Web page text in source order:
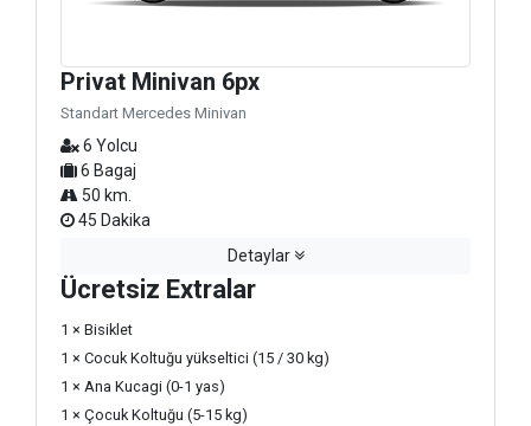
Privat Minivan 6px
Standart Mercedes Minivan
6 Yolcu
6 Bagaj
50 km.
45 Dakika
Detaylar
Ücretsiz Extralar
1 × Bisiklet
1 × Cocuk Koltuğu yükseltici (15 / 30 kg)
1 × Ana Kucagi (0-1 yas)
1 × Çocuk Koltuğu (5-15 kg)